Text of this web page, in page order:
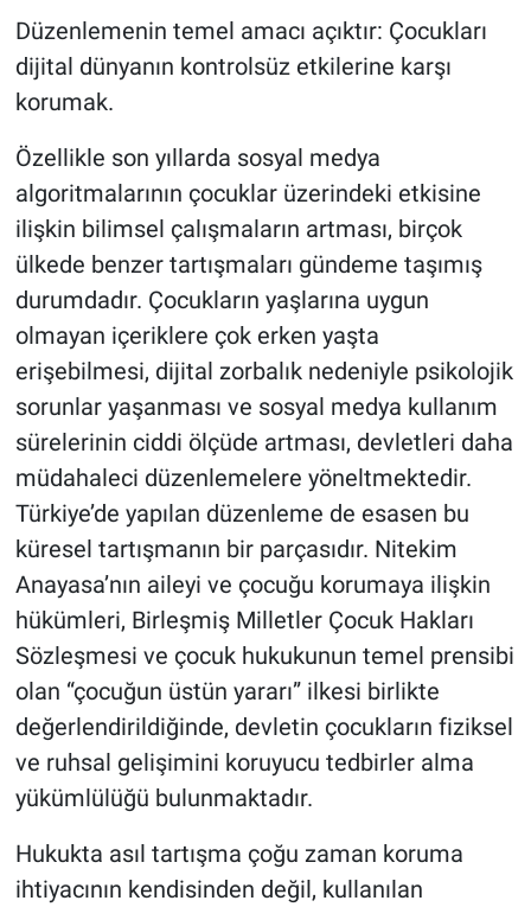
Düzenlemenin temel amacı açıktır: Çocukları
dijital dünyanın kontrolsüz etkilerine karşı
korumak.
Özellikle son yıllarda sosyal medya
algoritmalarının çocuklar üzerindeki etkisine
ilişkin bilimsel çalışmaların artması, birçok
ülkede benzer tartışmaları gündeme taşımış
durumdadır. Çocukların yaşlarına uygun
olmayan içeriklere çok erken yaşta
erişebilmesi, dijital zorbalık nedeniyle psikolojik
sorunlar yaşanması ve sosyal medya kullanım
sürelerinin ciddi ölçüde artması, devletleri daha
müdahaleci düzenlemelere yöneltmektedir.
Türkiye’de yapılan düzenleme de esasen bu
küresel tartışmanın bir parçasıdır. Nitekim
Anayasa’nın aileyi ve çocuğu korumaya ilişkin
hükümleri, Birleşmiş Milletler Çocuk Hakları
Sözleşmesi ve çocuk hukukunun temel prensibi
olan “çocuğun üstün yararı” ilkesi birlikte
değerlendirildiğinde, devletin çocukların fiziksel
ve ruhsal gelişimini koruyucu tedbirler alma
yükümlülüğü bulunmaktadır.
Hukukta asıl tartışma çoğu zaman koruma
ihtiyacının kendisinden değil, kullanılan